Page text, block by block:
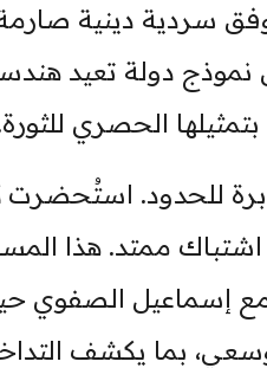
سردية دينية
نموذج دولة تعيد
الحصري
للحدود. استُحضرت
اشتباك ممتد. هذا
إسماعيل الصفوي
بما يكشف